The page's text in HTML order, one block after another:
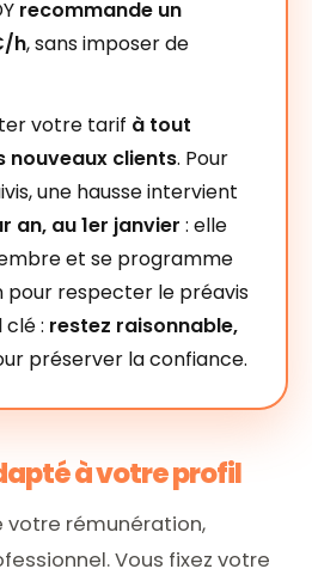
recommande un
h, sans imposer de
votre tarif à tout
nouveaux clients. Pour
une hausse intervient
an, au 1er janvier : elle
et se programme
pour respecter le préavis
clé : restez raisonnable,
préserver la confiance.
à votre profil
rémunération,
Vous fixez votre